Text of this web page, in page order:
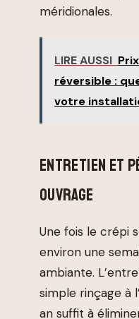
méridionales.
LIRE AUSSI
réversible :
votre
ENTRETIEN ET
OUVRAGE
Une fois le crépi
environ une
ambiante.
simple rinçage à
an suffit à